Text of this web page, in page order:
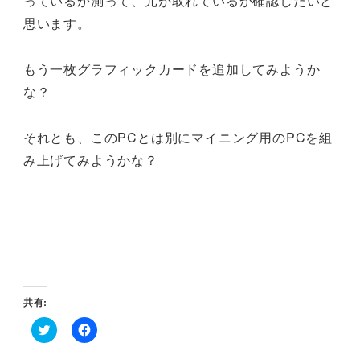
思います。
もう一枚グラフィックカードを追加してみようか
な？
それとも、このPCとは別にマイニング用のPCを組
み上げてみようかな？
共有:
ク F